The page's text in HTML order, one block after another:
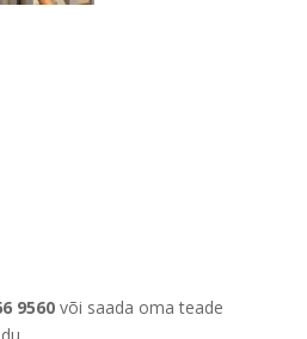
9560või saada oma teade